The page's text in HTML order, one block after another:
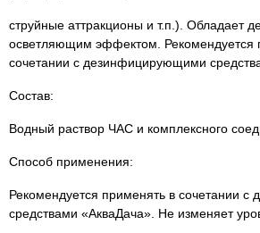
струйные аттракционы и т.п.). Обладает
осветляющим эффектом. Рекомендуется
сочетании с дезинфицирующими
Состав:
Водный раствор ЧАС и комплексного
Способ применения:
Рекомендуется применять в сочетании
средствами «АкваДача». Не изменяет